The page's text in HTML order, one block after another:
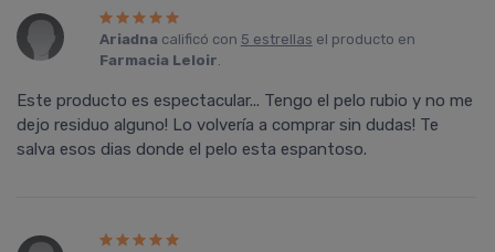
Ariadna calificó con 5 estrellas el producto en
Farmacia Leloir.
Este producto es espectacular... Tengo el pelo rubio y no me
dejo residuo alguno! Lo volvería a comprar sin dudas! Te
salva esos dias donde el pelo esta espantoso.